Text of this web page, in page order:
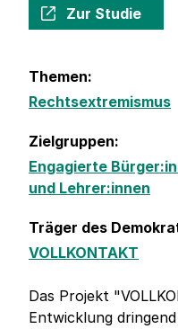
Zur Studie
Themen:
Rechtsextremismus
Zielgruppen:
Engagierte
und Lehrer:innen
Träger des
VOLLKONTAKT
Das Projekt
Entwicklung